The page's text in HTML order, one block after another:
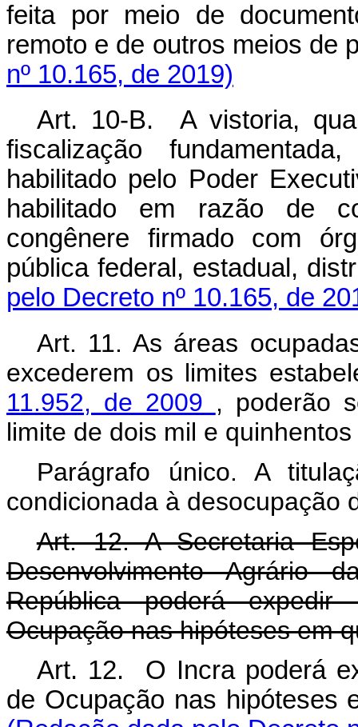
feita por meio de
remoto e de outros meios de
nº 10.165, de 2019)
Art. 10-B. A vistoria,
fiscalização
habilitado pelo Poder
habilitado em razão de
congênere firmado com
pública federal, estadual,
pelo Decreto nº 10.165, de
Art. 11. As áreas
excederem os limites
11.952, de 2009 , poderão
limite de dois mil e
Parágrafo único. A
condicionada à desocupação
Art. 12. A Secretaria
Desenvolvimento Agrário
República poderá expedir
Ocupação nas hipóteses em
Art. 12. O Incra poderá
de Ocupação nas